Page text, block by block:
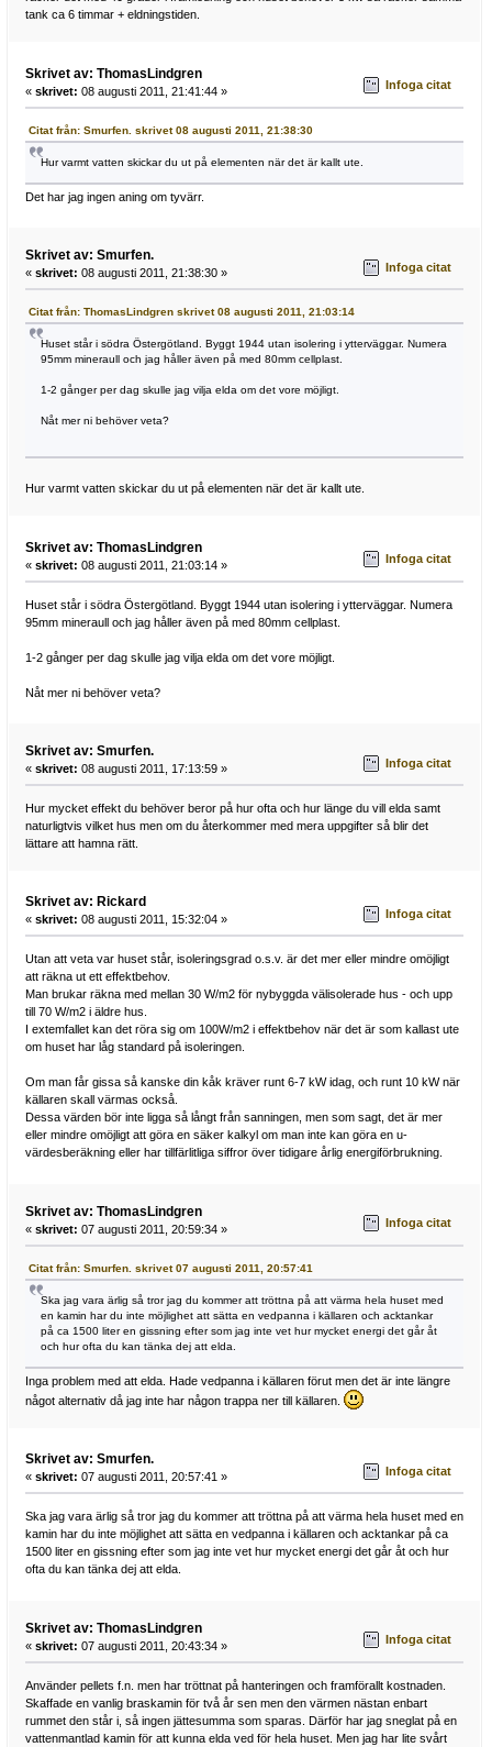
tank ca 6 timmar + eldningstiden.
Skrivet av: ThomasLindgren
« skrivet: 08 augusti 2011, 21:41:44 » Infoga citat
Citat från: Smurfen. skrivet 08 augusti 2011, 21:38:30
Hur varmt vatten skickar du ut på elementen när det är kallt ute.
Det har jag ingen aning om tyvärr.
Skrivet av: Smurfen.
« skrivet: 08 augusti 2011, 21:38:30 » Infoga citat
Citat från: ThomasLindgren skrivet 08 augusti 2011, 21:03:14
Huset står i södra Östergötland. Byggt 1944 utan isolering i ytterväggar. Numera
95mm mineraull och jag håller även på med 80mm cellplast.
1-2 gånger per dag skulle jag vilja elda om det vore möjligt.
Nåt mer ni behöver veta?
Hur varmt vatten skickar du ut på elementen när det är kallt ute.
Skrivet av: ThomasLindgren
« skrivet: 08 augusti 2011, 21:03:14 » Infoga citat
Huset står i södra Östergötland. Byggt 1944 utan isolering i ytterväggar. Numera
95mm mineraull och jag håller även på med 80mm cellplast.
1-2 gånger per dag skulle jag vilja elda om det vore möjligt.
Nåt mer ni behöver veta?
Skrivet av: Smurfen.
« skrivet: 08 augusti 2011, 17:13:59 » Infoga citat
Hur mycket effekt du behöver beror på hur ofta och hur länge du vill elda samt
naturligtvis vilket hus men om du återkommer med mera uppgifter så blir det
lättare att hamna rätt.
Skrivet av: Rickard
« skrivet: 08 augusti 2011, 15:32:04 » Infoga citat
Utan att veta var huset står, isoleringsgrad o.s.v. är det mer eller mindre omöjligt
att räkna ut ett effektbehov.
Man brukar räkna med mellan 30 W/m2 för nybyggda välisolerade hus - och upp
till 70 W/m2 i äldre hus.
I extemfallet kan det röra sig om 100W/m2 i effektbehov när det är som kallast ute
om huset har låg standard på isoleringen.
Om man får gissa så kanske din kåk kräver runt 6-7 kW idag, och runt 10 kW när
källaren skall värmas också.
Dessa värden bör inte ligga så långt från sanningen, men som sagt, det är mer
eller mindre omöjligt att göra en säker kalkyl om man inte kan göra en u-
värdesberäkning eller har tillfärlitliga siffror över tidigare årlig energiförbrukning.
Skrivet av: ThomasLindgren
« skrivet: 07 augusti 2011, 20:59:34 » Infoga citat
Citat från: Smurfen. skrivet 07 augusti 2011, 20:57:41
Ska jag vara ärlig så tror jag du kommer att tröttna på att värma hela huset med
en kamin har du inte möjlighet att sätta en vedpanna i källaren och acktankar
på ca 1500 liter en gissning efter som jag inte vet hur mycket energi det går åt
och hur ofta du kan tänka dej att elda.
Inga problem med att elda. Hade vedpanna i källaren förut men det är inte längre
något alternativ då jag inte har någon trappa ner till källaren.
Skrivet av: Smurfen.
« skrivet: 07 augusti 2011, 20:57:41 » Infoga citat
Ska jag vara ärlig så tror jag du kommer att tröttna på att värma hela huset med en
kamin har du inte möjlighet att sätta en vedpanna i källaren och acktankar på ca
1500 liter en gissning efter som jag inte vet hur mycket energi det går åt och hur
ofta du kan tänka dej att elda.
Skrivet av: ThomasLindgren
« skrivet: 07 augusti 2011, 20:43:34 » Infoga citat
Använder pellets f.n. men har tröttnat på hanteringen och framförallt kostnaden.
Skaffade en vanlig braskamin för två år sen men den värmen nästan enbart
rummet den står i, så ingen jättesumma som sparas. Därför har jag sneglat på en
vattenmantlad kamin för att kunna elda ved för hela huset. Men jag har lite svårt